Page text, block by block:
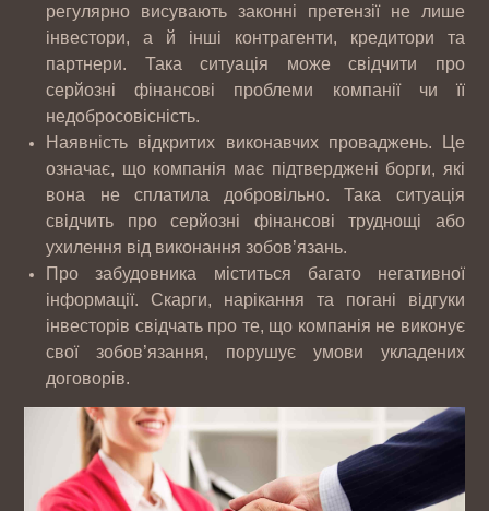
регулярно висувають законні претензії не лише
інвестори, а й інші контрагенти, кредитори та
партнери. Така ситуація може свідчити про
серйозні фінансові проблеми компанії чи її
недобросовісність.
Наявність відкритих виконавчих проваджень. Це
означає, що компанія має підтверджені борги, які
вона не сплатила добровільно. Така ситуація
свідчить про серйозні фінансові труднощі або
ухилення від виконання зобов’язань.
Про забудовника міститься багато негативної
інформації. Скарги, нарікання та погані відгуки
інвесторів свідчать про те, що компанія не виконує
свої зобов’язання, порушує умови укладених
договорів.